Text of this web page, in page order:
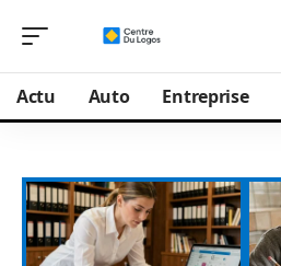
Actu Auto Entreprise